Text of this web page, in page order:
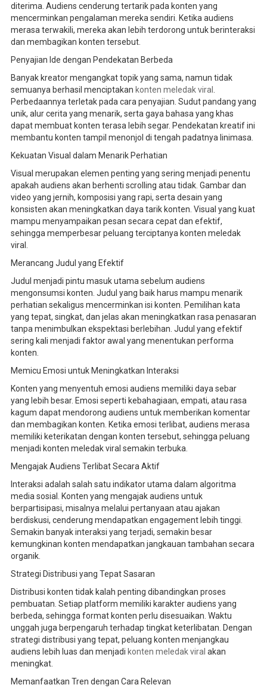
diterima. Audiens cenderung tertarik pada konten yang
mencerminkan pengalaman mereka sendiri. Ketika audiens
merasa terwakili, mereka akan lebih terdorong untuk berinteraksi
dan membagikan konten tersebut.
Penyajian Ide dengan Pendekatan Berbeda
Banyak kreator mengangkat topik yang sama, namun tidak
semuanya berhasil menciptakan konten meledak viral
Perbedaannya terletak pada cara penyajian. Sudut pandang yang
unik, alur cerita yang menarik, serta gaya bahasa yang khas
dapat membuat konten terasa lebih segar. Pendekatan kreatif ini
membantu konten tampil menonjol di tengah padatnya linimasa.
Kekuatan Visual dalam Menarik Perhatian
Visual merupakan elemen penting yang sering menjadi penentu
apakah audiens akan berhenti scrolling atau tidak. Gambar dan
video yang jernih, komposisi yang rapi, serta desain yang
konsisten akan meningkatkan daya tarik konten. Visual yang kuat
mampu menyampaikan pesan secara cepat dan efektif,
sehingga memperbesar peluang terciptanya konten meledak
viral.
Merancang Judul yang Efektif
Judul menjadi pintu masuk utama sebelum audiens
mengonsumsi konten. Judul yang baik harus mampu menarik
perhatian sekaligus mencerminkan isi konten. Pemilihan kata
yang tepat, singkat, dan jelas akan meningkatkan rasa penasaran
tanpa menimbulkan ekspektasi berlebihan. Judul yang efektif
sering kali menjadi faktor awal yang menentukan performa
konten.
Memicu Emosi untuk Meningkatkan Interaksi
Konten yang menyentuh emosi audiens memiliki daya sebar
yang lebih besar. Emosi seperti kebahagiaan, empati, atau rasa
kagum dapat mendorong audiens untuk memberikan komentar
dan membagikan konten. Ketika emosi terlibat, audiens merasa
memiliki keterikatan dengan konten tersebut, sehingga peluang
menjadi konten meledak viral semakin terbuka.
Mengajak Audiens Terlibat Secara Aktif
Interaksi adalah salah satu indikator utama dalam algoritma
media sosial. Konten yang mengajak audiens untuk
berpartisipasi, misalnya melalui pertanyaan atau ajakan
berdiskusi, cenderung mendapatkan engagement lebih tinggi.
Semakin banyak interaksi yang terjadi, semakin besar
kemungkinan konten mendapatkan jangkauan tambahan secara
organik.
Strategi Distribusi yang Tepat Sasaran
Distribusi konten tidak kalah penting dibandingkan proses
pembuatan. Setiap platform memiliki karakter audiens yang
berbeda, sehingga format konten perlu disesuaikan. Waktu
unggah juga berpengaruh terhadap tingkat keterlibatan. Dengan
strategi distribusi yang tepat, peluang konten menjangkau
audiens lebih luas dan menjadi konten meledak viral akan
meningkat.
Memanfaatkan Tren dengan Cara Relevan